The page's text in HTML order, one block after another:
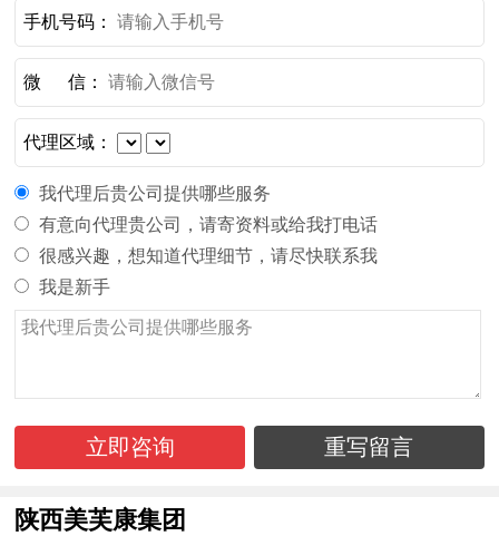
手机号码：
微 信：
代理区域：
我代理后贵公司提供哪些服务
有意向代理贵公司，请寄资料或给我打电话
很感兴趣，想知道代理细节，请尽快联系我
我是新手
立即咨询 重写留言
陕西美芙康集团